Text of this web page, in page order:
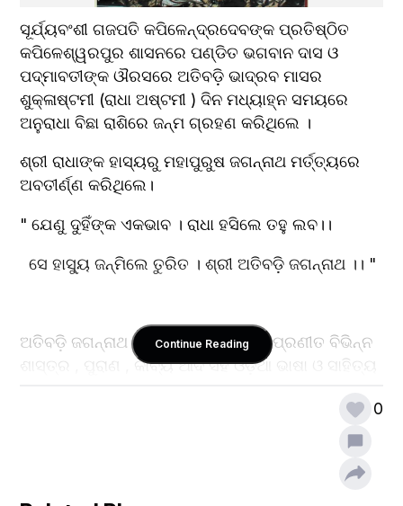
ସୂର୍ଯ୍ୟବଂଶୀ ଗଜପତି କପିଳେନ୍ଦ୍ରଦେବଙ୍କ ପ୍ରତିଷ୍ଠିତ
କପିଳେଶ୍ୱରପୁର ଶାସନରେ ପଣ୍ଡିତ ଭଗବାନ ଦାସ ଓ
ପଦ୍ମାବତୀଙ୍କ ଔରସରେ ଅତିବଡ଼ି ଭାଦ୍ରବ ମାସର
ଶୁକ୍ଳାଷ୍ଟମୀ (ରାଧା ଅଷ୍ଟମୀ ) ଦିନ ମଧ୍ୟାହ୍ନ ସମୟରେ
ଅନୁରାଧା ବିଛା ରାଶିରେ ଜନ୍ମ ଗ୍ରହଣ କରିଥିଲେ ।
ଶ୍ରୀ ରାଧାଙ୍କ ହାସ୍ୟରୁ ମହାପୁରୁଷ ଜଗନ୍ନାଥ ମର୍ତ୍ତ୍ୟରେ
ଅବତୀର୍ଣ୍ଣ କରିଥିଲେ।
" ଯେଣୁ ଦୁହିଁଙ୍କ ଏକଭାବ । ରାଧା ହସିଲେ ତହୁ ଲବ।।
ସେ ହାସ୍ୟୁ ଜନ୍ମିଲେ ତୁରିତ । ଶ୍ରୀ ଅତିବଡ଼ି ଜଗନ୍ନାଥ ।। "
ଅତିବଡ଼ି ଜଗନ୍ନାଥ ଦାସ ସଂସ୍କୃତ ଭାଷାରେ ପ୍ରଣୀତ ବିଭିନ୍ନ
ଶାସ୍ତ୍ର , ପୁରାଣ , କାବ୍ୟ ଆଦି ସହ ଓଡ଼ିଆ ଭାଷା ଓ ସାହିତ୍ୟ
Continue Reading
0